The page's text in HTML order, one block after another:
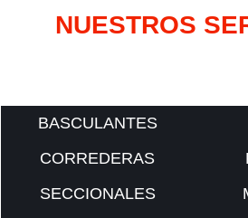
NUESTROS
BASCULANTES
CORREDERAS
SECCIONALES